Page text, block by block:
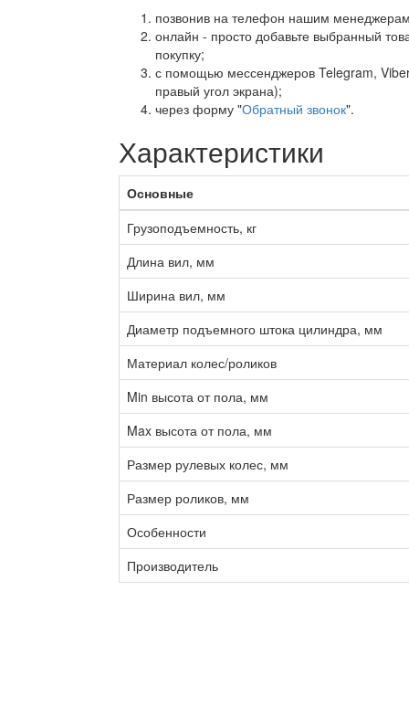
позвонив на телефон нашим
онлайн - просто добавьте выбранный
покупку;
с помощью мессенджеров Telegram,
правый угол экрана);
через форму "Обратный звонок".
Характеристики
Основные
Грузоподъемность, кг
Длина вил, мм
Ширина вил, мм
Диаметр подъемного штока цилиндра, мм
Материал колес/роликов
Min высота от пола, мм
Max высота от пола, мм
Размер рулевых колес, мм
Размер роликов, мм
Особенности
Производитель